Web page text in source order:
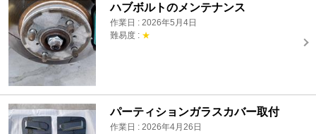
ハブボルトのメンテナンス
作業日 : 2026年5月4日
難易度 : ★
パーティションガラスカバー取付
作業日 : 2026年4月26日